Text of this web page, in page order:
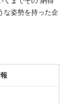
な姿勢を持った企